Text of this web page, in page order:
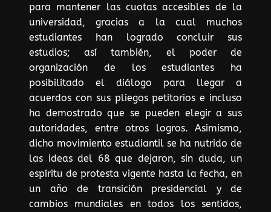
para mantener las cuotas accesibles de la
universidad, gracias a la cual muchos
estudiantes han logrado concluir sus
estudios; así también, el poder de
organización de los estudiantes ha
posibilitado el diálogo para llegar a
acuerdos con sus pliegos petitorios e incluso
ha demostrado que se pueden elegir a sus
autoridades, entre otros logros. Asimismo,
dicho movimiento estudiantil se ha nutrido de
las ideas del 68 que dejaron, sin duda, un
espíritu de protesta vigente hasta la fecha, en
un año de transición presidencial y de
cambios mundiales en todos los sentidos,